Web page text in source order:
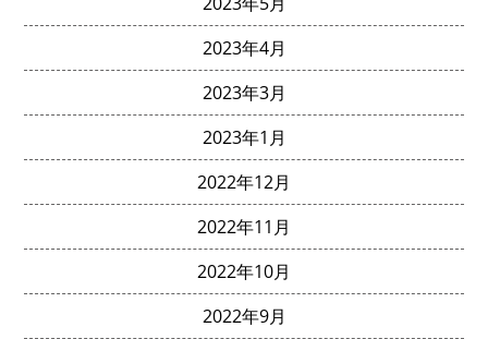
2023年4月
2023年3月
2023年1月
2022年12月
2022年11月
2022年10月
2022年9月